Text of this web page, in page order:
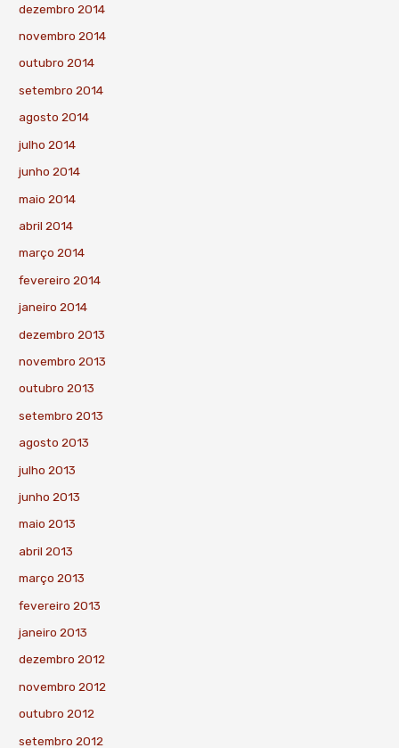
dezembro 2014
novembro 2014
outubro 2014
setembro 2014
agosto 2014
julho 2014
junho 2014
maio 2014
abril 2014
março 2014
fevereiro 2014
janeiro 2014
dezembro 2013
novembro 2013
outubro 2013
setembro 2013
agosto 2013
julho 2013
junho 2013
maio 2013
abril 2013
março 2013
fevereiro 2013
janeiro 2013
dezembro 2012
novembro 2012
outubro 2012
setembro 2012